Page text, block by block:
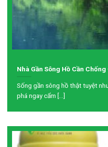
Nhà Gần Sông Hồ Cần
Sống gần sông hồ thật tuyệt
phá ngay cẩm [...]